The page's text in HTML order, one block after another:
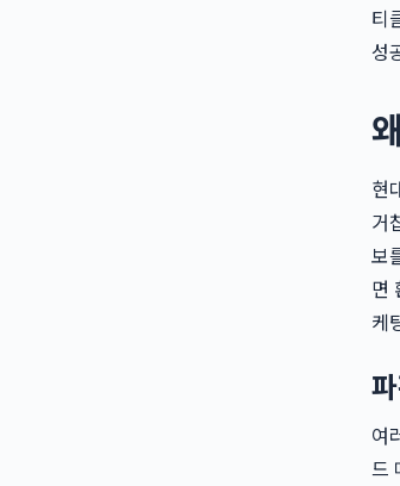
티
성
현
거
보
면
케
여
드